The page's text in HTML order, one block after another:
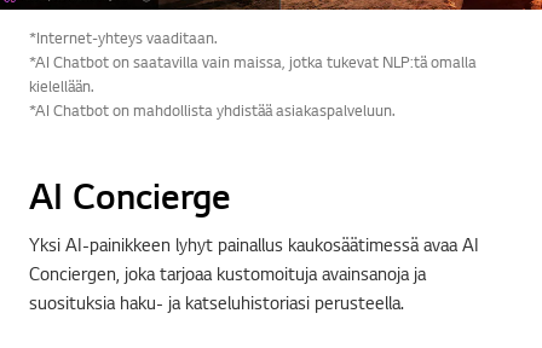
*Internet-yhteys vaaditaan.
*AI Chatbot on saatavilla vain maissa, jotka tukevat NLP:tä omalla
kielellään.
*AI Chatbot on mahdollista yhdistää asiakaspalveluun.
AI Concierge
Yksi AI-painikkeen lyhyt painallus kaukosäätimessä avaa AI
Conciergen, joka tarjoaa kustomoituja avainsanoja ja
suosituksia haku- ja katseluhistoriasi perusteella.